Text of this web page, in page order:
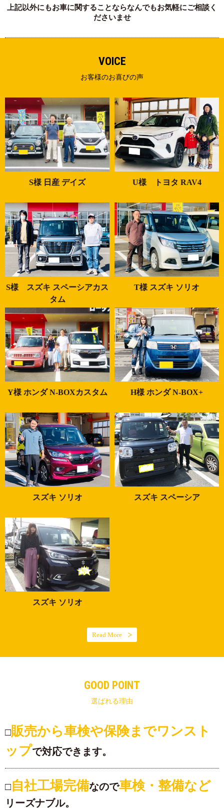
上記以外にもお車に関することならなんでもお気軽にご相談く
ださいませ
VOICE
お客様のお喜びの声
S様 日産 デイズ U様 トヨタ RAV4
S様 スズキ スペーシアカス
タム
T様 スズキ ソリオ
Y様 ホンダ N-BOXカスタム H様 ホンダ N-BOX+
スズキ ソリオ スズキ スペーシア
スズキ ソリオ
Read More
GOOD POINT
選ばれる理由
□販売から車検や保険までワンスト
ップで対応できます。
□自社工場完備なので車検・整備など
リーズナブル。